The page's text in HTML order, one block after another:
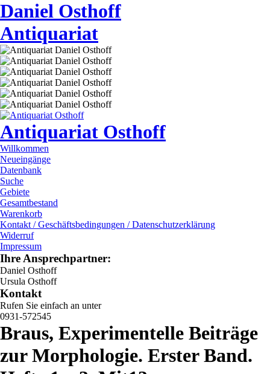
Daniel Osthoff
Antiquariat
Antiquariat Osthoff
Willkommen
Neueingänge
Datenbank
Suche
Gebiete
Gesamtbestand
Warenkorb
Kontakt / Geschäftsbedingungen / Datenschutzerklärung
Widerruf
Impressum
Ihre Ansprechpartner:
Daniel Osthoff
Ursula Osthoff
Kontakt
Rufen Sie einfach an unter
0931-572545
Braus, Experimentelle Beiträge
zur Morphologie. Erster Band.